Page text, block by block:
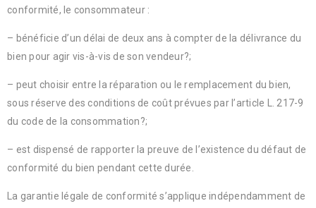
conformité, le consommateur :
– bénéficie d’un délai de deux ans à compter de la délivrance du
bien pour agir vis-à-vis de son vendeur?;
– peut choisir entre la réparation ou le remplacement du bien,
sous réserve des conditions de coût prévues par l’article L. 217-9
du code de la consommation?;
– est dispensé de rapporter la preuve de l’existence du défaut de
conformité du bien pendant cette durée.
La garantie légale de conformité s’applique indépendamment de